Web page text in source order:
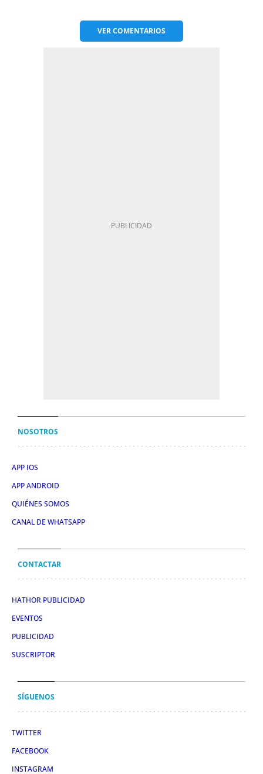
VERCOMENTARIOS
NOSOTROS
APP IOS
APP ANDROID
QUIÉNES SOMOS
CANAL DE WHATSAPP
CONTACTAR
HATHOR PUBLICIDAD
EVENTOS
PUBLICIDAD
SUSCRIPTOR
SÍGUENOS
TWITTER
FACEBOOK
INSTAGRAM